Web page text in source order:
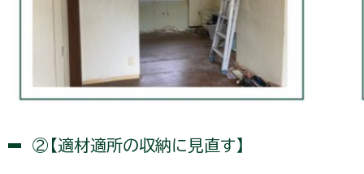
②【適材適所の収納に見直す】